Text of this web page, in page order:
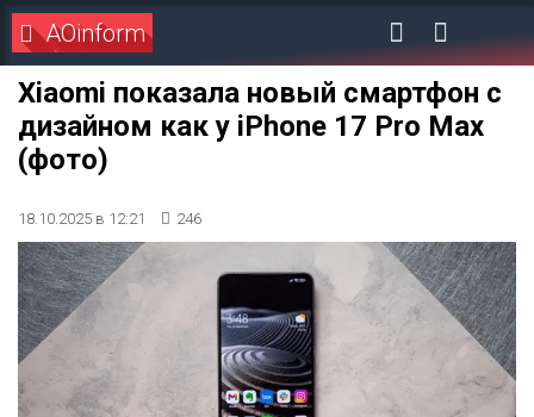
AOinform
Xiaomi показала новый смартфон с
дизайном как у iPhone 17 Pro Max
(фото)
18.10.2025 в 12:21 246